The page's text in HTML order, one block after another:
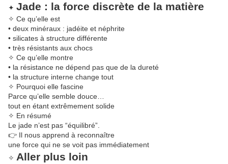
✦ Jade : la force discrète de la matière
✧ Ce qu’elle est
• deux minéraux : jadéite et néphrite
• silicates à structure différente
• très résistants aux chocs
✧ Ce qu’elle montre
• la résistance ne dépend pas que de la dureté
• la structure interne change tout
✧ Pourquoi elle fascine
Parce qu’elle semble douce…
tout en étant extrêmement solide
✧ En résumé
Le jade n’est pas “équilibré”.
👉 Il nous apprend à reconnaître
une force qui ne se voit pas immédiatement
✧ Aller plus loin